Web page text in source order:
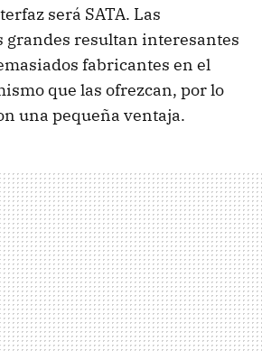
será SATA. Las
grandes resultan interesantes
fabricantes en el
que las ofrezcan, por lo
una pequeña ventaja.